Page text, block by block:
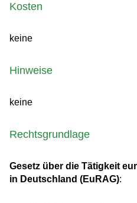
Kosten
keine
Hinweise
keine
Rechtsgrundlage
Gesetz über die Tätigkeit
in Deutschland (EuRAG):